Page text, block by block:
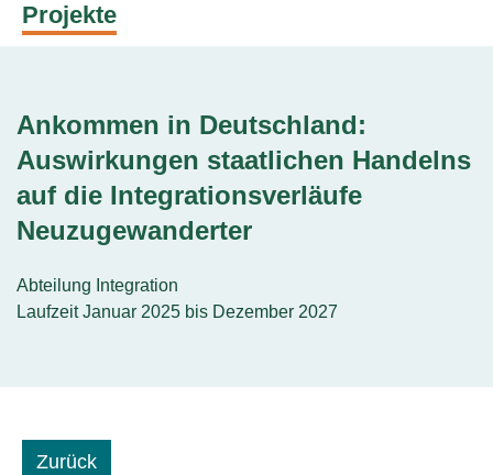
Projekte
Ankommen in Deutschland:
Auswirkungen staatlichen Handelns
auf die Integrationsverläufe
Neuzugewanderter
Abteilung Integration
Laufzeit Januar 2025 bis Dezember 2027
Zurück